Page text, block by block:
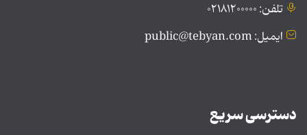
تلفن: ۰۲۱۸۱۲۰۰۰۰۰
ایمیل: public@tebyan.com
دسترسی سریع